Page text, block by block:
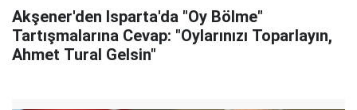
Akşener'den Isparta'da "Oy Bölme"
Tartışmalarına Cevap: "Oylarınızı Toparlayın,
Ahmet Tural Gelsin"